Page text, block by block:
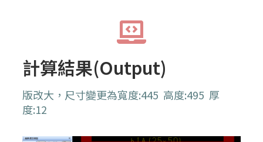
計算結果(Output)
版改大，尺寸變更為寬度:445 高度:495 厚
度:12